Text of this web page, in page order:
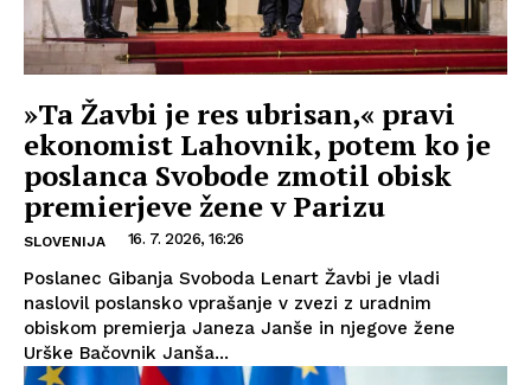
»Ta Žavbi je res ubrisan,« pravi
ekonomist Lahovnik, potem ko je
poslanca Svobode zmotil obisk
premierjeve žene v Parizu
SLOVENIJA 16. 7. 2026, 16:26
Poslanec Gibanja Svoboda Lenart Žavbi je vladi
naslovil poslansko vprašanje v zvezi z uradnim
obiskom premierja Janeza Janše in njegove žene
Urške Bačovnik Janša...